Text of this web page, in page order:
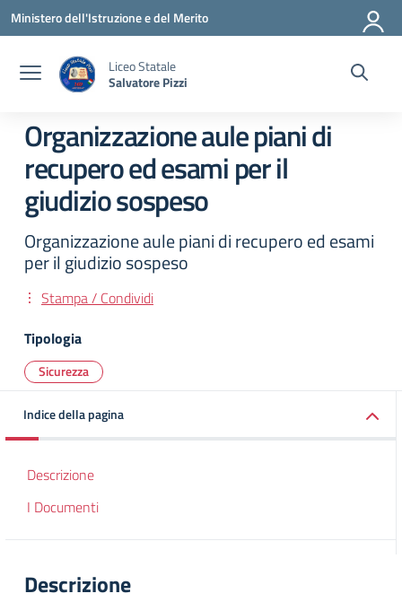
Vai ai contenuti
Vai al menu di navigazione
Vai al footer
Ministero dell'Istruzione e del Merito
Liceo Statale
Salvatore Pizzi
Organizzazione aule piani di
recupero ed esami per il
giudizio sospeso
Organizzazione aule piani di recupero ed esami
per il giudizio sospeso
Stampa / Condividi
Tipologia
Sicurezza
Indice della pagina
Descrizione
I Documenti
Descrizione